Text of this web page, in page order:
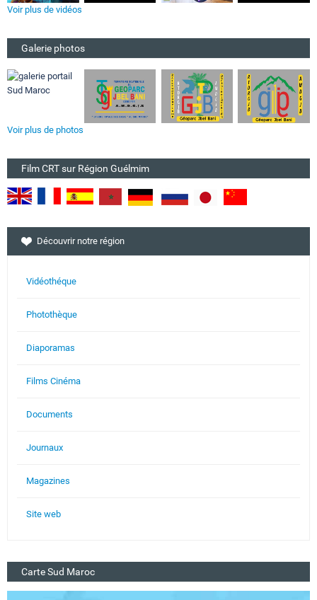
Voir plus de vidéos
Galerie photos
Voir plus de photos
Film CRT sur Région Guélmim
Découvrir notre région
Vidéothéque
Photothèque
Diaporamas
Films Cinéma
Documents
Journaux
Magazines
Site web
Carte Sud Maroc